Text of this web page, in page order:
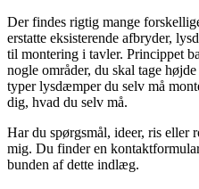
Der findes rigtig mange
erstatte eksisterende afbryder,
til montering i tavler. Princippet
nogle områder, du skal tage
typer lysdæmper du selv må
dig, hvad du selv må.
Har du spørgsmål, ideer, ris eller
mig. Du finder en
bunden af dette indlæg.